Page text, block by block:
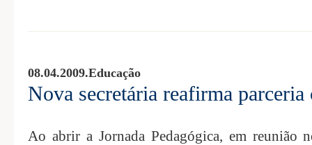
08.04.2009.Educação
Nova secretária reafirma
Ao abrir a Jornada Pedagógica, em reunião